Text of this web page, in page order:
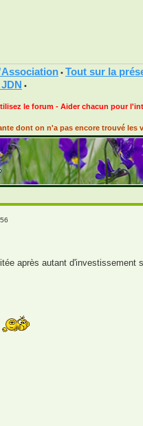
• Tout sur la
•
le forum - Aider chacun pour
dont on n'a pas encore trouvé les
après autant d'investissement